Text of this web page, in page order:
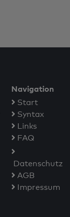
Navigation
Start
Syntax
Links
FAQ
Datenschutz
AGB
Impressum